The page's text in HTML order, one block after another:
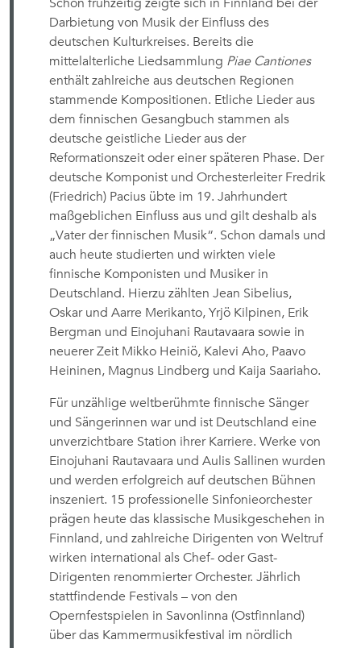
Schon frühzeitig zeigte sich in Finnland bei der
Darbietung von Musik der Einfluss des
deutschen Kulturkreises. Bereits die
mittelalterliche Liedsammlung Piae Cantiones
enthält zahlreiche aus deutschen Regionen
stammende Kompositionen. Etliche Lieder aus
dem finnischen Gesangbuch stammen als
deutsche geistliche Lieder aus der
Reformationszeit oder einer späteren Phase. Der
deutsche Komponist und Orchesterleiter Fredrik
(Friedrich) Pacius übte im 19. Jahrhundert
maßgeblichen Einfluss aus und gilt deshalb als
„Vater der finnischen Musik“. Schon damals und
auch heute studierten und wirkten viele
finnische Komponisten und Musiker in
Deutschland. Hierzu zählten Jean Sibelius,
Oskar und Aarre Merikanto, Yrjö Kilpinen, Erik
Bergman und Einojuhani Rautavaara sowie in
neuerer Zeit Mikko Heiniö, Kalevi Aho, Paavo
Heininen, Magnus Lindberg und Kaija Saariaho.
Für unzählige weltberühmte finnische Sänger
und Sängerinnen war und ist Deutschland eine
unverzichtbare Station ihrer Karriere. Werke von
Einojuhani Rautavaara und Aulis Sallinen wurden
und werden erfolgreich auf deutschen Bühnen
inszeniert. 15 professionelle Sinfonieorchester
prägen heute das klassische Musikgeschehen in
Finnland, und zahlreiche Dirigenten von Weltruf
wirken international als Chef- oder Gast-
Dirigenten renommierter Orchester. Jährlich
stattfindende Festivals – von den
Opernfestspielen in Savonlinna (Ostfinnland)
über das Kammermusikfestival im nördlich